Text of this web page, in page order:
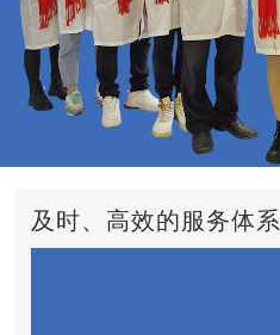
及时、高效的服务体系